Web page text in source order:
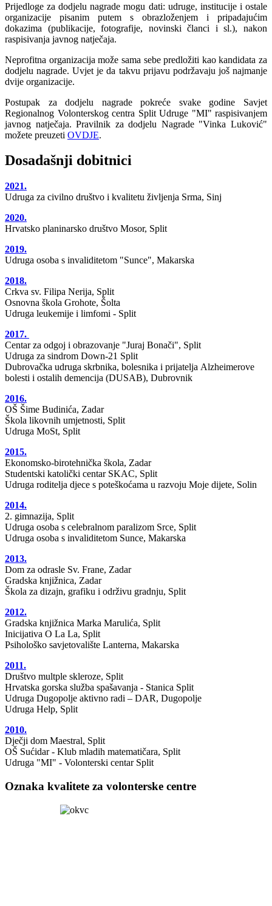
Prijedloge za dodjelu nagrade mogu dati: udruge, institucije i ostale
organizacije pisanim putem s obrazloženjem i pripadajućim
dokazima (publikacije, fotografije, novinski članci i sl.), nakon
raspisivanja javnog natječaja.
Neprofitna organizacija može sama sebe predložiti kao kandidata za
dodjelu nagrade. Uvjet je da takvu prijavu podržavaju još najmanje
dvije organizacije.
Postupak za dodjelu nagrade pokreće svake godine Savjet
Regionalnog Volonterskog centra Split Udruge "MI" raspisivanjem
javnog natječaja. Pravilnik za dodjelu Nagrade "Vinka Luković"
možete preuzeti OVDJE.
Dosadašnji dobitnici
2021.
Udruga za civilno društvo i kvalitetu življenja Srma, Sinj
2020.
Hrvatsko planinarsko društvo Mosor, Split
2019.
Udruga osoba s invaliditetom "Sunce", Makarska
2018.
Crkva sv. Filipa Nerija, Split
Osnovna škola Grohote, Šolta
Udruga leukemije i limfomi - Split
2017.
Centar za odgoj i obrazovanje "Juraj Bonači", Split
Udruga za sindrom Down-21 Split
Dubrovačka udruga skrbnika, bolesnika i prijatelja Alzheimerove
bolesti i ostalih demencija (DUSAB), Dubrovnik
2016.
OŠ Šime Budinića, Zadar
Škola likovnih umjetnosti, Split
Udruga MoSt, Split
2015.
Ekonomsko-birotehnička škola, Zadar
Studentski katolički centar SKAC, Split
Udruga roditelja djece s poteškoćama u razvoju Moje dijete, Solin
2014.
2. gimnazija, Split
Udruga osoba s celebralnom paralizom Srce, Split
Udruga osoba s invaliditetom Sunce, Makarska
2013.
Dom za odrasle Sv. Frane, Zadar
Gradska knjižnica, Zadar
Škola za dizajn, grafiku i održivu gradnju, Split
2012.
Gradska knjižnica Marka Marulića, Split
Inicijativa O La La, Split
Psihološko savjetovalište Lanterna, Makarska
2011.
Društvo multple skleroze, Split
Hrvatska gorska služba spašavanja - Stanica Split
Udruga Dugopolje aktivno radi – DAR, Dugopolje
Udruga Help, Split
2010.
Dječji dom Maestral, Split
OŠ Sućidar - Klub mladih matematičara, Split
Udruga "MI" - Volonterski centar Split
Oznaka kvalitete za volonterske centre